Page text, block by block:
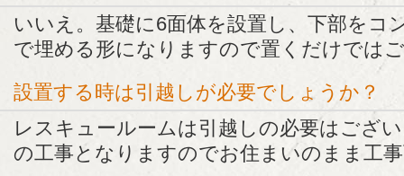
いいえ。基礎に6面体を設置し、下部をコ
で埋める形になりますので置くだけでは
設置する時は引越しが必要でしょうか？
レスキュールームは引越しの必要はござ
の工事となりますのでお住まいのまま工